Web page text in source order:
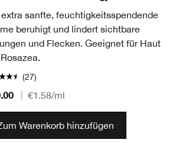
extra sanfte, feuchtigkeitsspendende
beruhigt und lindert sichtbare
und Flecken. Geeignet für Haut
(27)
€1.58/ml
Warenkorb hinzufügen